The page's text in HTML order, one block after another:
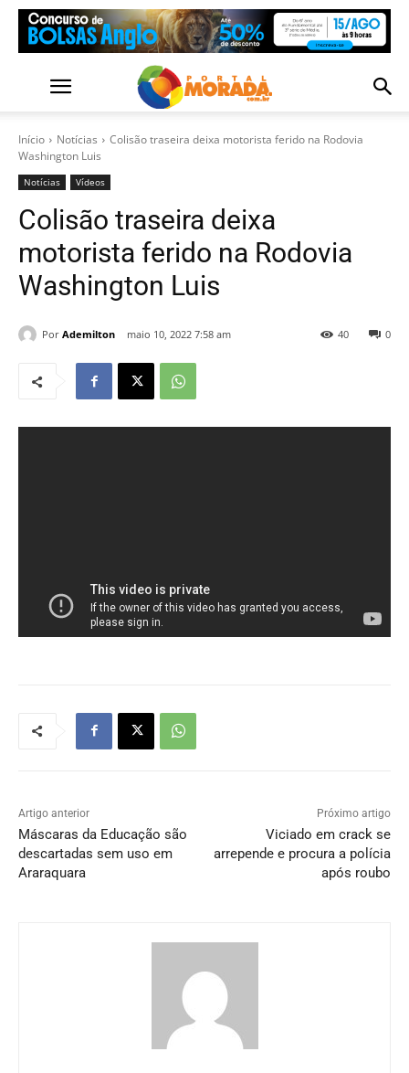
Início Notícias
Colisão traseira deixa motorista ferido na Rodovia
Washington Luis
Notícias Vídeos
Colisão traseira deixa
motorista ferido na Rodovia
Washington Luis
Por Ademilton maio 10, 2022 7:58 am 0
40
Artigo anterior
Máscaras da Educação são
descartadas sem uso em
Araraquara
Próximo artigo
Viciado em crack se
arrepende e procura a polícia
após roubo